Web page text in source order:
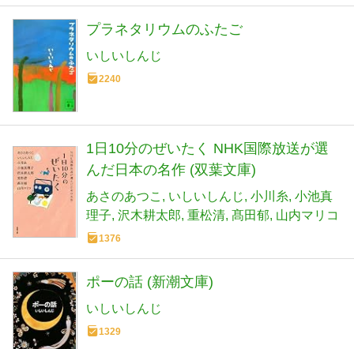
プラネタリウムのふたご
いしいしんじ
2240
1日10分のぜいたく NHK国際放送が選
んだ日本の名作 (双葉文庫)
あさのあつこ いしいしんじ 小川糸 小池真
理子 沢木耕太郎 重松清 髙田郁 山内マリコ
1376
ポーの話 (新潮文庫)
いしいしんじ
1329